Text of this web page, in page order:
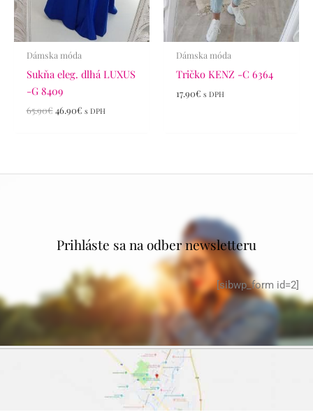
Dámska móda
Sukňa eleg. dlhá LUXUS
-G 8409
65.90€ 46.90€ s DPH
Dámska móda
Tričko KENZ -C 6364
17.90€ s DPH
Prihláste sa na odber newsletteru
[sibwp_form id=2]